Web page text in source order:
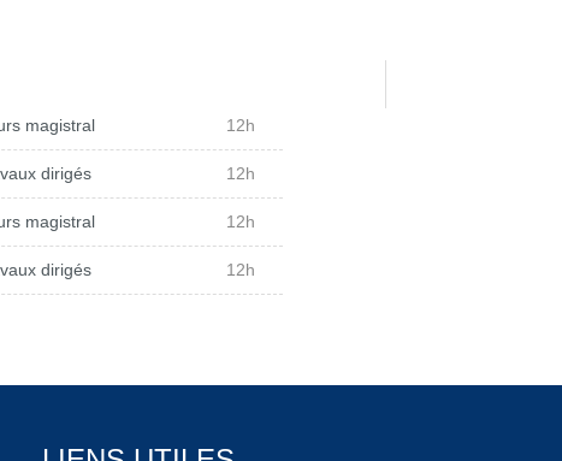
magistral 12h
dirigés 12h
magistral 12h
dirigés 12h